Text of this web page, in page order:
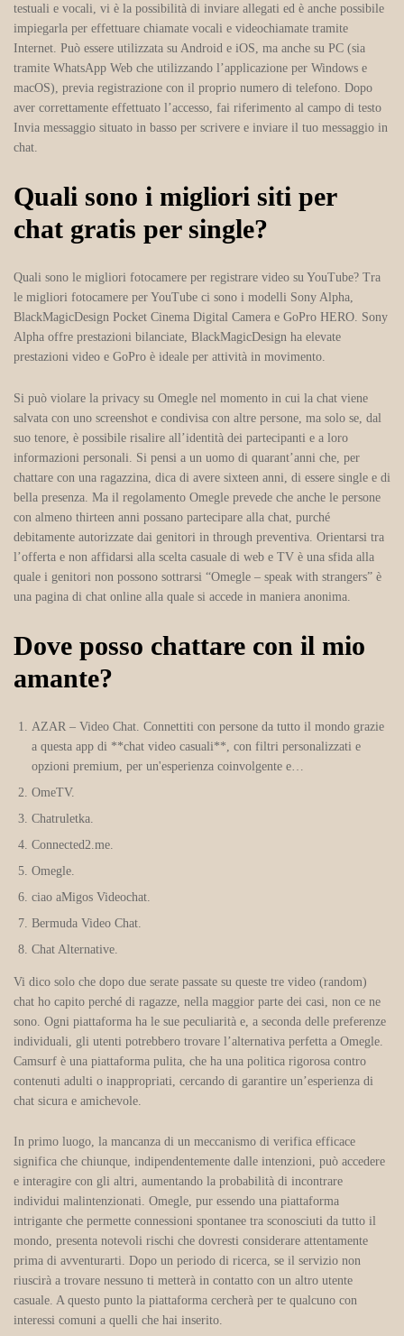
testuali e vocali, vi è la possibilità di inviare allegati ed è anche possibile
impiegarla per effettuare chiamate vocali e videochiamate tramite
Internet. Può essere utilizzata su Android e iOS, ma anche su PC (sia
tramite WhatsApp Web che utilizzando l’applicazione per Windows e
macOS), previa registrazione con il proprio numero di telefono. Dopo
aver correttamente effettuato l’accesso, fai riferimento al campo di testo
Invia messaggio situato in basso per scrivere e inviare il tuo messaggio in
chat.
Quali sono i migliori siti per
chat gratis per single?
Quali sono le migliori fotocamere per registrare video su YouTube? Tra
le migliori fotocamere per YouTube ci sono i modelli Sony Alpha,
BlackMagicDesign Pocket Cinema Digital Camera e GoPro HERO. Sony
Alpha offre prestazioni bilanciate, BlackMagicDesign ha elevate
prestazioni video e GoPro è ideale per attività in movimento.
Si può violare la privacy su Omegle nel momento in cui la chat viene
salvata con uno screenshot e condivisa con altre persone, ma solo se, dal
suo tenore, è possibile risalire all’identità dei partecipanti e a loro
informazioni personali. Si pensi a un uomo di quarant’anni che, per
chattare con una ragazzina, dica di avere sixteen anni, di essere single e di
bella presenza. Ma il regolamento Omegle prevede che anche le persone
con almeno thirteen anni possano partecipare alla chat, purché
debitamente autorizzate dai genitori in through preventiva. Orientarsi tra
l’offerta e non affidarsi alla scelta casuale di web e TV è una sfida alla
quale i genitori non possono sottrarsi “Omegle – speak with strangers” è
una pagina di chat online alla quale si accede in maniera anonima.
Dove posso chattare con il mio
amante?
AZAR – Video Chat. Connettiti con persone da tutto il mondo grazie
a questa app di **chat video casuali**, con filtri personalizzati e
opzioni premium, per un'esperienza coinvolgente e…
OmeTV.
Chatruletka.
Connected2.me.
Omegle.
ciao aMigos Videochat.
Bermuda Video Chat.
Chat Alternative.
Vi dico solo che dopo due serate passate su queste tre video (random)
chat ho capito perché di ragazze, nella maggior parte dei casi, non ce ne
sono. Ogni piattaforma ha le sue peculiarità e, a seconda delle preferenze
individuali, gli utenti potrebbero trovare l’alternativa perfetta a Omegle.
Camsurf è una piattaforma pulita, che ha una politica rigorosa contro
contenuti adulti o inappropriati, cercando di garantire un’esperienza di
chat sicura e amichevole.
In primo luogo, la mancanza di un meccanismo di verifica efficace
significa che chiunque, indipendentemente dalle intenzioni, può accedere
e interagire con gli altri, aumentando la probabilità di incontrare
individui malintenzionati. Omegle, pur essendo una piattaforma
intrigante che permette connessioni spontanee tra sconosciuti da tutto il
mondo, presenta notevoli rischi che dovresti considerare attentamente
prima di avventurarti. Dopo un periodo di ricerca, se il servizio non
riuscirà a trovare nessuno ti metterà in contatto con un altro utente
casuale. A questo punto la piattaforma cercherà per te qualcuno con
interessi comuni a quelli che hai inserito.